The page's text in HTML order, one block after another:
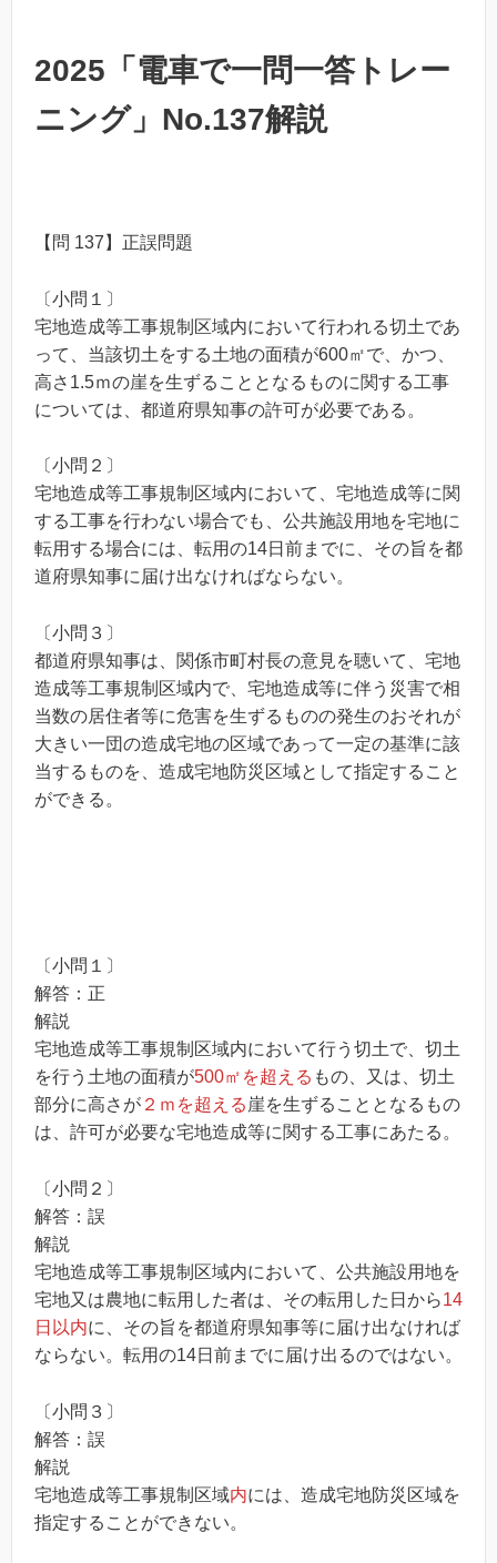
2025「電車で一問一答トレー
ニング」No.137解説
【問 137】正誤問題
〔小問１〕
宅地造成等工事規制区域内において行われる切土であ
って、当該切土をする土地の面積が600㎡で、かつ、
高さ1.5ｍの崖を生ずることとなるものに関する工事
については、都道府県知事の許可が必要である。
〔小問２〕
宅地造成等工事規制区域内において、宅地造成等に関
する工事を行わない場合でも、公共施設用地を宅地に
転用する場合には、転用の14日前までに、その旨を都
道府県知事に届け出なければならない。
〔小問３〕
都道府県知事は、関係市町村長の意見を聴いて、宅地
造成等工事規制区域内で、宅地造成等に伴う災害で相
当数の居住者等に危害を生ずるものの発生のおそれが
大きい一団の造成宅地の区域であって一定の基準に該
当するものを、造成宅地防災区域として指定すること
ができる。
〔小問１〕
解答：正
解説
宅地造成等工事規制区域内において行う切土で、切土
を行う土地の面積が500㎡を超える もの、又は、切土
部分に高さが ２ｍを超える 崖を生ずることとなるもの
は、許可が必要な宅地造成等に関する工事にあたる。
〔小問２〕
解答：誤
解説
宅地造成等工事規制区域内において、公共施設用地を
宅地又は農地に転用した者は、その転用した日から14
日以内に、その旨を都道府県知事等に届け出なければ
ならない。転用の14日前までに届け出るのではない。
〔小問３〕
解答：誤
解説
宅地造成等工事規制区域内には、造成宅地防災区域を
指定することができない。